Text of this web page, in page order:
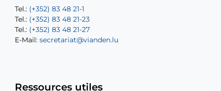
Tel.: (+352) 83 48 21-1
Tel.: (+352) 83 48 21-23
Tel.: (+352) 83 48 21-27
E-Mail: secretariat@vianden.lu
Tel.: (+352) 83 48 21-20
Tel.: (+352) 83 48 21-22
E-Mail:sofia.carvalho@vianden.lu
E-Mail: diane.storn@vianden.lu
Ressources utiles